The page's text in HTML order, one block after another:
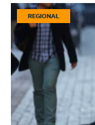
REGIONAL